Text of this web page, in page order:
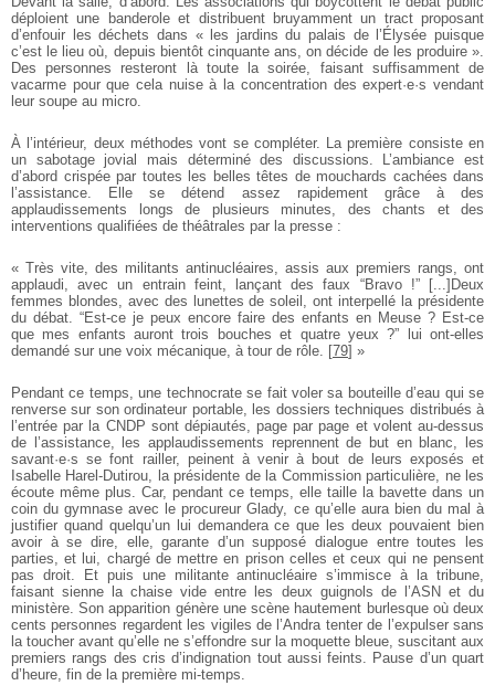
déploient une banderole et distribuent bruyamment un tract proposant
d’enfouir les déchets dans « les jardins du palais de l’Élysée puisque
c’est le lieu où, depuis bientôt cinquante ans, on décide de les produire ».
Des personnes resteront là toute la soirée, faisant suffisamment de
vacarme pour que cela nuise à la concentration des expert·e·s vendant
leur soupe au micro.
À l’intérieur, deux méthodes vont se compléter. La première consiste en
un sabotage jovial mais déterminé des discussions. L’ambiance est
d’abord crispée par toutes les belles têtes de mouchards cachées dans
l’assistance. Elle se détend assez rapidement grâce à des
applaudissements longs de plusieurs minutes, des chants et des
interventions qualifiées de théâtrales par la presse :
« Très vite, des militants antinucléaires, assis aux premiers rangs, ont
applaudi, avec un entrain feint, lançant des faux “Bravo !” [...]Deux
femmes blondes, avec des lunettes de soleil, ont interpellé la présidente
du débat. “Est-ce je peux encore faire des enfants en Meuse ? Est-ce
que mes enfants auront trois bouches et quatre yeux ?” lui ont-elles
demandé sur une voix mécanique, à tour de rôle. [79] »
Pendant ce temps, une technocrate se fait voler sa bouteille d’eau qui se
renverse sur son ordinateur portable, les dossiers techniques distribués à
l’entrée par la CNDP sont dépiautés, page par page et volent au-dessus
de l’assistance, les applaudissements reprennent de but en blanc, les
savant·e·s se font railler, peinent à venir à bout de leurs exposés et
Isabelle Harel-Dutirou, la présidente de la Commission particulière, ne les
écoute même plus. Car, pendant ce temps, elle taille la bavette dans un
coin du gymnase avec le procureur Glady, ce qu’elle aura bien du mal à
justifier quand quelqu’un lui demandera ce que les deux pouvaient bien
avoir à se dire, elle, garante d’un supposé dialogue entre toutes les
parties, et lui, chargé de mettre en prison celles et ceux qui ne pensent
pas droit. Et puis une militante antinucléaire s’immisce à la tribune,
faisant sienne la chaise vide entre les deux guignols de l’ASN et du
ministère. Son apparition génère une scène hautement burlesque où deux
cents personnes regardent les vigiles de l’Andra tenter de l’expulser sans
la toucher avant qu’elle ne s’effondre sur la moquette bleue, suscitant aux
premiers rangs des cris d’indignation tout aussi feints. Pause d’un quart
d’heure, fin de la première mi-temps.